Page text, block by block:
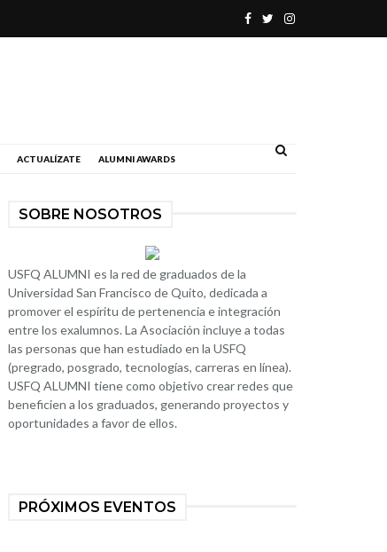
ACTUALÍZATE ALUMNI AWARDS
SOBRE NOSOTROS
USFQ ALUMNI es la red de graduados de la
Universidad San Francisco de Quito, dedicada a
promover el espíritu de pertenencia e integración
entre los exalumnos. La Asociación incluye a todas
las personas que han estudiado en la USFQ
(pregrado, posgrado, tecnologías, carreras en línea).
USFQ ALUMNI tiene como objetivo crear redes que
beneficien a los graduados, generando proyectos y
oportunidades a favor de ellos.
PRÓXIMOS EVENTOS